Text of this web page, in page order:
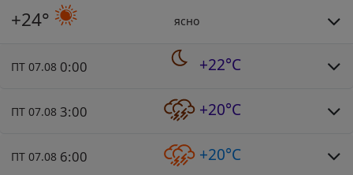
+24° ясно
ПТ 07.08 0:00 +22°C
ПТ 07.08 3:00 +20°C
ПТ 07.08 6:00 +20°C